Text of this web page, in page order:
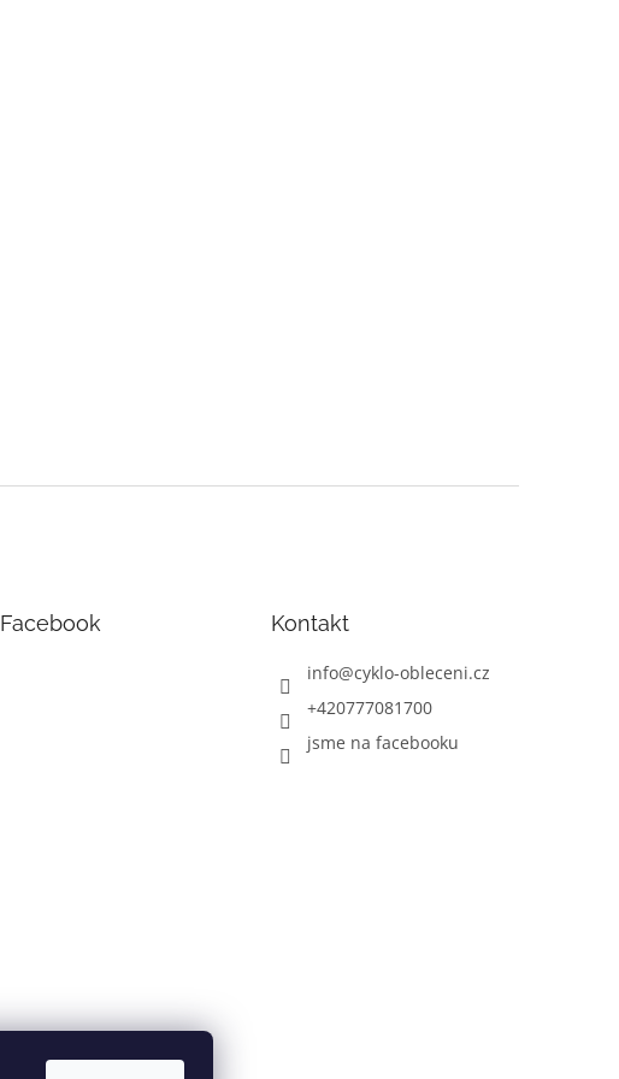
Facebook Kontakt
info@cyklo-obleceni.cz
+420777081700
jsme na facebooku